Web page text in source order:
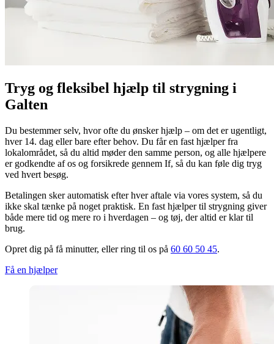
Tryg og fleksibel hjælp til strygning i
Galten
Du bestemmer selv, hvor ofte du ønsker hjælp – om det er ugentligt,
hver 14. dag eller bare efter behov. Du får en fast hjælper fra
lokalområdet, så du altid møder den samme person, og alle hjælpere
er godkendte af os og forsikrede gennem If, så du kan føle dig tryg
ved hvert besøg.
Betalingen sker automatisk efter hver aftale via vores system, så du
ikke skal tænke på noget praktisk. En fast hjælper til strygning giver
både mere tid og mere ro i hverdagen – og tøj, der altid er klar til
brug.
Opret dig på få minutter, eller ring til os på 60 60 50 45.
Få en hjælper